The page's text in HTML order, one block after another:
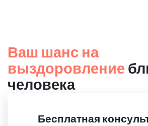
Ваш шанс на
выздоровление
человека
Бесплатная